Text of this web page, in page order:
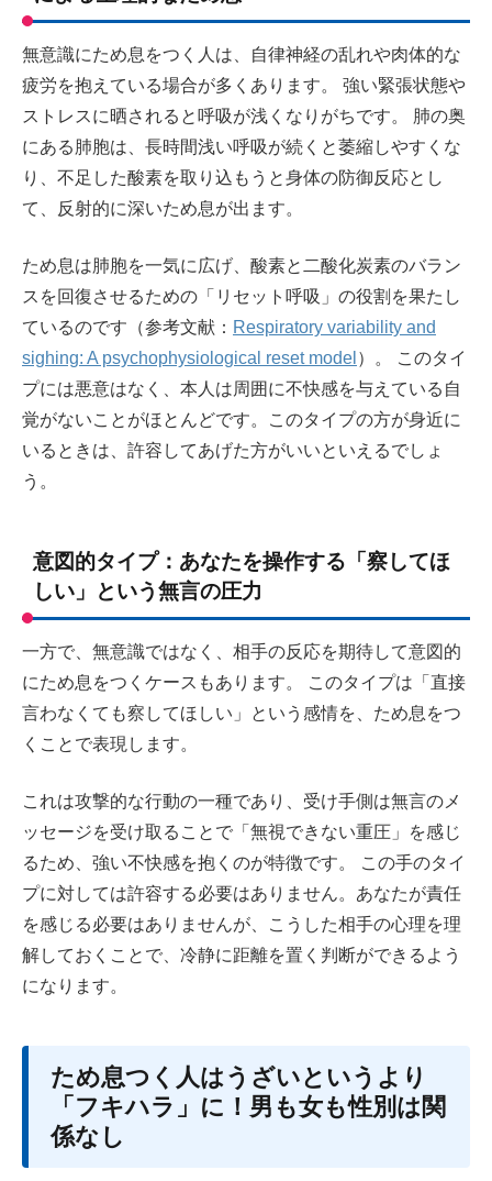
無意識にため息をつく人は、自律神経の乱れや肉体的な
疲労を抱えている場合が多くあります。 強い緊張状態や
ストレスに晒されると呼吸が浅くなりがちです。 肺の奥
にある肺胞は、長時間浅い呼吸が続くと萎縮しやすくな
り、不足した酸素を取り込もうと身体の防御反応とし
て、反射的に深いため息が出ます。
ため息は肺胞を一気に広げ、酸素と二酸化炭素のバラン
スを回復させるための「リセット呼吸」の役割を果たし
ているのです（参考文献： Respiratory variability and
sighing: A psychophysiological reset model ）。 このタイ
プには悪意はなく、本人は周囲に不快感を与えている自
覚がないことがほとんどです。このタイプの方が身近に
いるときは、許容してあげた方がいいといえるでしょ
う。
意図的タイプ：あなたを操作する「察してほ
しい」という無言の圧力
一方で、無意識ではなく、相手の反応を期待して意図的
にため息をつくケースもあります。 このタイプは「直接
言わなくても察してほしい」という感情を、ため息をつ
くことで表現します。
これは攻撃的な行動の一種であり、受け手側は無言のメ
ッセージを受け取ることで「無視できない重圧」を感じ
るため、強い不快感を抱くのが特徴です。 この手のタイ
プに対しては許容する必要はありません。あなたが責任
を感じる必要はありませんが、こうした相手の心理を理
解しておくことで、冷静に距離を置く判断ができるよう
になります。
ため息つく人はうざいというより
「フキハラ」に！男も女も性別は関
係なし